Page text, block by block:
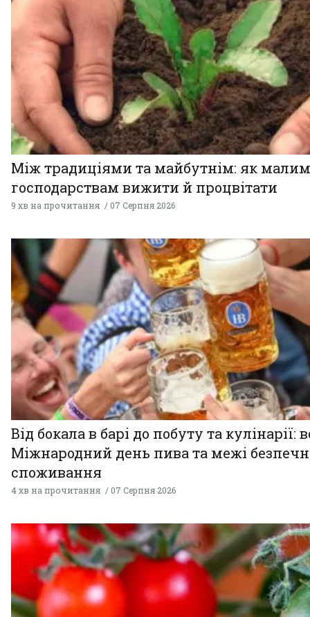
Між традиціями та майбутнім: як малим
господарствам вижити й процвітати
9 хв на прочитання 07 Серпня 2026
Від бокала в барі до побуту та кулінарії:
Міжнародний день пива та межі
споживання
4 хв на прочитання 07 Серпня 2026